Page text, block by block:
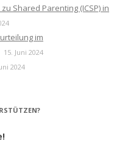
Shared Parenting (ICSP) in
im
15. Juni 2024
2024